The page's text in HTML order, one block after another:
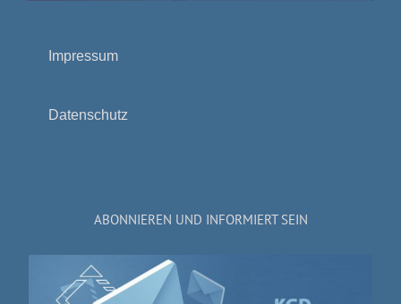
Impressum
Datenschutz
ABONNIEREN UND INFORMIERT SEIN